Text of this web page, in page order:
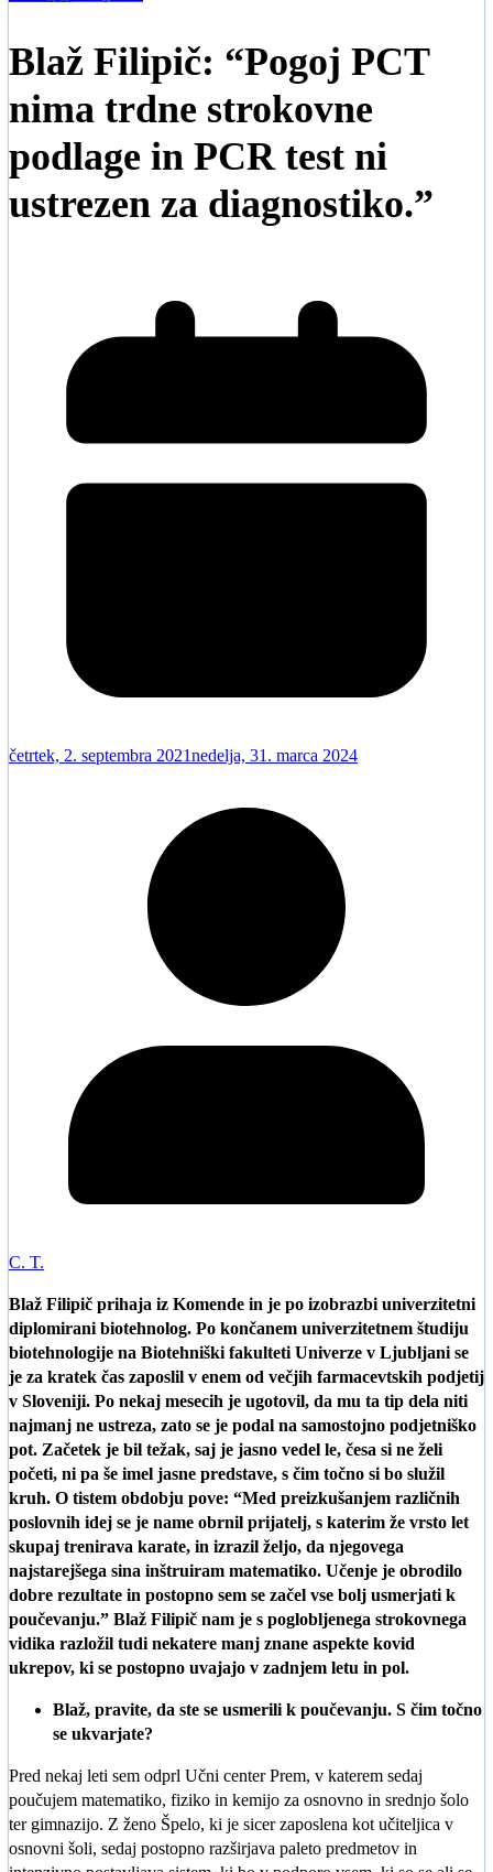
Blaž Filipič: “Pogoj PCT
nima trdne strokovne
podlage in PCR test ni
ustrezen za diagnostiko.”
četrtek, 2. septembra 2021nedelja, 31. marca 2024
C. T.
Blaž Filipič prihaja iz Komende in je po izobrazbi univerzitetni
diplomirani biotehnolog. Po končanem univerzitetnem študiju
biotehnologije na Biotehniški fakulteti Univerze v Ljubljani se
je za kratek čas zaposlil v enem od večjih farmacevtskih podjetij
v Sloveniji. Po nekaj mesecih je ugotovil, da mu ta tip dela niti
najmanj ne ustreza, zato se je podal na samostojno podjetniško
pot. Začetek je bil težak, saj je jasno vedel le, česa si ne želi
početi, ni pa še imel jasne predstave, s čim točno si bo služil
kruh. O tistem obdobju pove: “Med preizkušanjem različnih
poslovnih idej se je name obrnil prijatelj, s katerim že vrsto let
skupaj trenirava karate, in izrazil željo, da njegovega
najstarejšega sina inštruiram matematiko. Učenje je obrodilo
dobre rezultate in postopno sem se začel vse bolj usmerjati k
poučevanju.” Blaž Filipič nam je s poglobljenega strokovnega
vidika razložil tudi nekatere manj znane aspekte kovid
ukrepov, ki se postopno uvajajo v zadnjem letu in pol.
Blaž, pravite, da ste se usmerili k poučevanju. S čim točno
se ukvarjate?
Pred nekaj leti sem odprl Učni center Prem, v katerem sedaj
poučujem matematiko, fiziko in kemijo za osnovno in srednjo šolo
ter gimnazijo. Z ženo Špelo, ki je sicer zaposlena kot učiteljica v
osnovni šoli, sedaj postopno razširjava paleto predmetov in